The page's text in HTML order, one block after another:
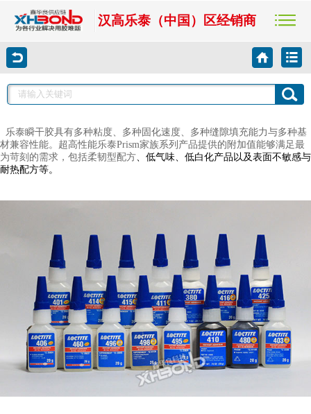
汉高乐泰（中国）区经销商
乐泰瞬干胶具有多种粘度、多种固化速度、多种缝隙填充能力与多种基
材兼容性能。超高性能乐泰Prism家族系列产品提供的附加值能够满足最
为苛刻的需求，包括柔韧型配方 、低气味、低白化产品以及表面不敏感与
耐热配方等。